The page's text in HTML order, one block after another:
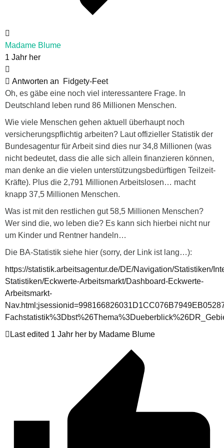
Madame Blume
1 Jahr her
Antworten an
Fidgety-Feet
Oh, es gäbe eine noch viel interessantere Frage. In
Deutschland leben rund 86 Millionen Menschen.
Wie viele Menschen gehen aktuell überhaupt noch
versicherungspflichtig arbeiten? Laut offizieller Statistik der
Bundesagentur für Arbeit sind dies nur 34,8 Millionen (was
nicht bedeutet, dass die alle sich allein finanzieren können,
man denke an die vielen unterstützungsbedürftigen Teilzeit-
Kräfte). Plus die 2,791 Millionen Arbeitslosen… macht
knapp 37,5 Millionen Menschen.
Was ist mit den restlichen gut 58,5 Millionen Menschen?
Wer sind die, wo leben die? Es kann sich hierbei nicht nur
um Kinder und Rentner handeln…
Die BA-Statistik siehe hier (sorry, der Link ist lang…):
https://statistik.arbeitsagentur.de/DE/Navigation/Statistiken/
Statistiken/Eckwerte-Arbeitsmarkt/Dashboard-Eckwerte-
Arbeitsmarkt-
Last edited 1 Jahr her by Madame Blume